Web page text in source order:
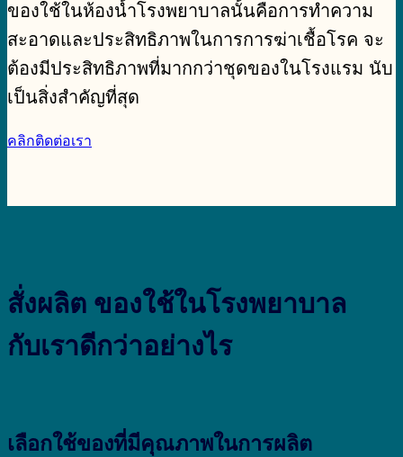
ของใช้ในห้องน้ำโรงพยาบาลนั้นคือการทำความ
สะอาดและประสิทธิภาพในการการฆ่าเชื้อโรค จะ
ต้องมีประสิทธิภาพที่มากกว่าชุดของในโรงแรม นับ
เป็นสิ่งสำคัญที่สุด
คลิกติดต่อเรา
สั่งผลิต ของใช้ในโรงพยาบาล
กับเราดีกว่าอย่างไร
เลือกใช้ของที่มีคุณภาพในการผลิต